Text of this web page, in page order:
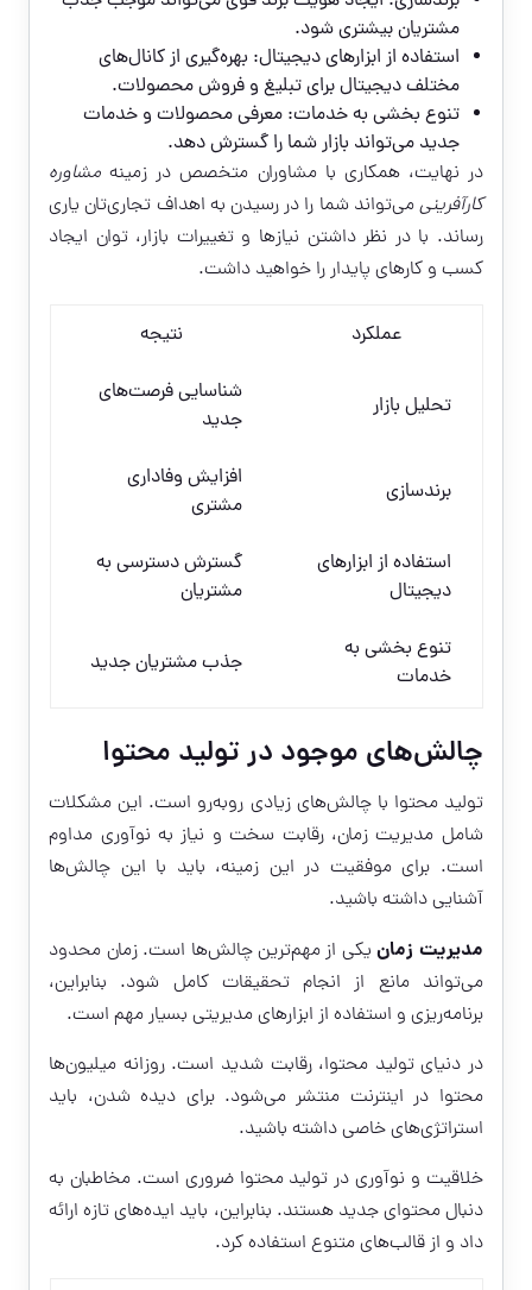
مشتریان بیشتری شود.
استفاده از ابزارهای دیجیتال: بهره‌گیری از کانال‌های
مختلف دیجیتال برای تبلیغ و فروش محصولات.
تنوع بخشی به خدمات: معرفی محصولات و خدمات
جدید می‌تواند بازار شما را گسترش دهد.
در نهایت، همکاری با مشاوران متخصص در زمینه مشاوره
کارآفرینیمی‌تواند شما را در رسیدن به اهداف تجاری‌تان یاری
رساند. با در نظر داشتن نیازها و تغییرات بازار، توان ایجاد
کسب و کارهای پایدار را خواهید داشت.
عملکرد نتیجه
تحلیل بازار
شناسایی فرصت‌های
جدید
برندسازی
افزایش وفاداری
مشتری
استفاده از ابزارهای
دیجیتال
گسترش دسترسی به
مشتریان
تنوع بخشی به
خدمات
جذب مشتریان جدید
چالش‌های موجود در تولید محتوا
تولید محتوا با چالش‌های زیادی روبه‌رو است. این مشکلات
شامل مدیریت زمان، رقابت سخت و نیاز به نوآوری مداوم
است. برای موفقیت در این زمینه، باید با این چالش‌ها
آشنایی داشته باشید.
مدیریت زمانیکی از مهم‌ترین چالش‌ها است. زمان محدود
می‌تواند مانع از انجام تحقیقات کامل شود. بنابراین،
برنامه‌ریزی و استفاده از ابزارهای مدیریتی بسیار مهم است.
در دنیای تولید محتوا، رقابت شدید است. روزانه میلیون‌ها
محتوا در اینترنت منتشر می‌شود. برای دیده شدن، باید
استراتژی‌های خاصی داشته باشید.
خلاقیت و نوآوری در تولید محتوا ضروری است. مخاطبان به
دنبال محتوای جدید هستند. بنابراین، باید ایده‌های تازه ارائه
داد و از قالب‌های متنوع استفاده کرد.